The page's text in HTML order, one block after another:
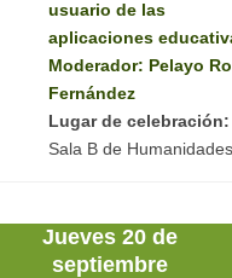
usuario de las
aplicaciones
Moderador: Pelayo
Fernández
Lugar de celebración:
Sala B de Humanidades
Jueves 20 de
septiembre